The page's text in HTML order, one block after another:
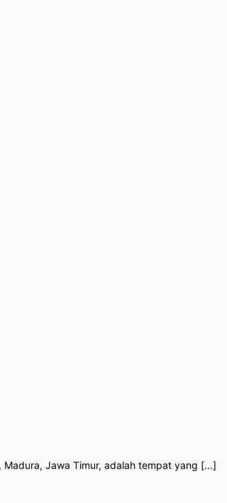
Madura, Jawa Timur, adalah tempat yang [...]